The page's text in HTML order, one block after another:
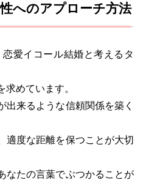
へのアプローチ方法
愛イコール結婚と考えるタ
めています。
出来るような信頼関係を築く
適度な距離を保つことが大切
なたの言葉でぶつかることが